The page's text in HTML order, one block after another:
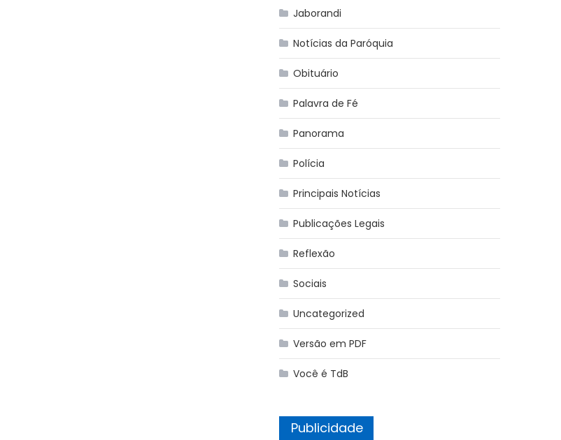
Jaborandi
Notícias da Paróquia
Obituário
Palavra de Fé
Panorama
Polícia
Principais Notícias
Publicações Legais
Reflexão
Sociais
Uncategorized
Versão em PDF
Você é TdB
Publicidade